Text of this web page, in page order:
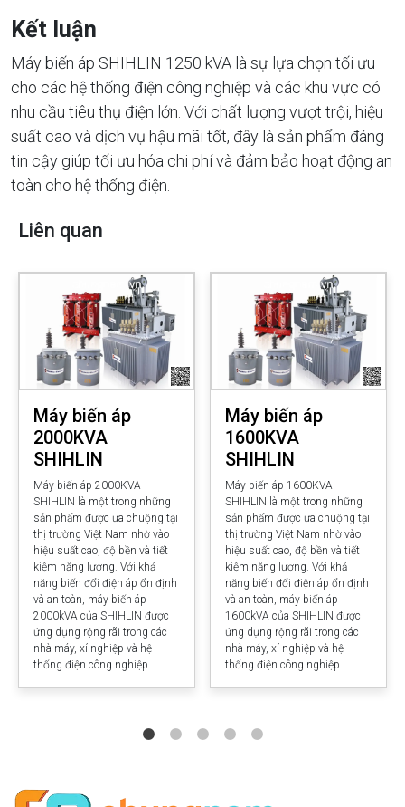
Kết luận
Máy biến áp SHIHLIN 1250 kVA là sự lựa chọn tối ưu
cho các hệ thống điện công nghiệp và các khu vực có
nhu cầu tiêu thụ điện lớn. Với chất lượng vượt trội, hiệu
suất cao và dịch vụ hậu mãi tốt, đây là sản phẩm đáng
tin cậy giúp tối ưu hóa chi phí và đảm bảo hoạt động an
toàn cho hệ thống điện.
Liên quan
Máy biến áp
2000KVA
SHIHLIN
Máy biến áp 2000KVA
SHIHLIN là một trong những
sản phẩm được ưa chuộng tại
thị trường Việt Nam nhờ vào
hiệu suất cao, độ bền và tiết
kiệm năng lượng. Với khả
năng biến đổi điện áp ổn định
và an toàn, máy biến áp
2000kVA của SHIHLIN được
ứng dụng rộng rãi trong các
nhà máy, xí nghiệp và hệ
thống điện công nghiệp.
Máy biến áp
1600KVA
SHIHLIN
Máy biến áp 1600KVA
SHIHLIN là một trong những
sản phẩm được ưa chuộng tại
thị trường Việt Nam nhờ vào
hiệu suất cao, độ bền và tiết
kiệm năng lượng. Với khả
năng biến đổi điện áp ổn định
và an toàn, máy biến áp
1600kVA của SHIHLIN được
ứng dụng rộng rãi trong các
nhà máy, xí nghiệp và hệ
thống điện công nghiệp.